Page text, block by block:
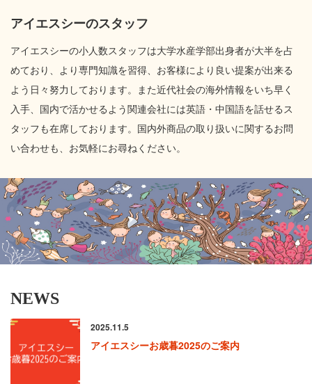
アイエスシーのスタッフ
アイエスシーの小人数スタッフは大学水産学部出身者が大半を占
めており、より専門知識を習得、お客様により良い提案が出来る
よう日々努力しております。また近代社会の海外情報をいち早く
入手、国内で活かせるよう関連会社には英語・中国語を話せるス
タッフも在席しております。国内外商品の取り扱いに関するお問
い合わせも、お気軽にお尋ねください。
NEWS
2025.11.5
アイエスシーお歳暮2025のご案内